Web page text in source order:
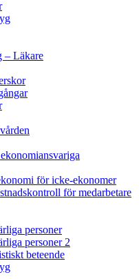
– Läkare
för icke-ekonomer
för medarbetare
personer
personer 2
beteende